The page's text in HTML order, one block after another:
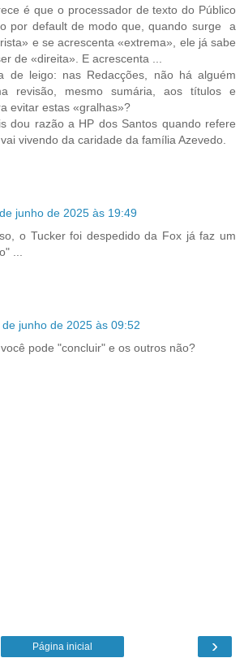
é que o processador de texto do Público
por default de modo que, quando surge a
e se acrescenta «extrema», ele já sabe
de «direita». E acrescenta ...
de leigo: nas Redacções, não há alguém
revisão, mesmo sumária, aos títulos e
evitar estas «gralhas»?
dou razão a HP dos Santos quando refere
vivendo da caridade da família Azevedo.
junho de 2025 às 19:49
o Tucker foi despedido da Fox já faz um
...
de junho de 2025 às 09:52
pode "concluir" e os outros não?
›
Página inicial